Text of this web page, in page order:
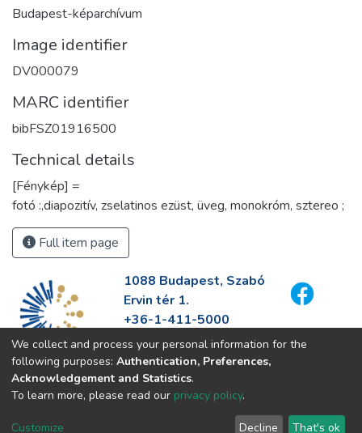
Budapest-képarchívum
Image identifier
DV000079
MARC identifier
bibFSZ01916500
Technical details
[Fénykép] =
fotó :,diapozitív, zselatinos ezüst, üveg, monokróm, sztereo ;
Full item page
1088 Budapest, Szabó
Ervin tér 1.
+36-1-411-5000
info@fszek.hu
https://fszek.hu
We collect and process your personal information for the
following purposes: Authentication, Preferences,
Acknowledgement and Statistics.
To learn more, please read our privacy policy.
Customize Decline That's ok